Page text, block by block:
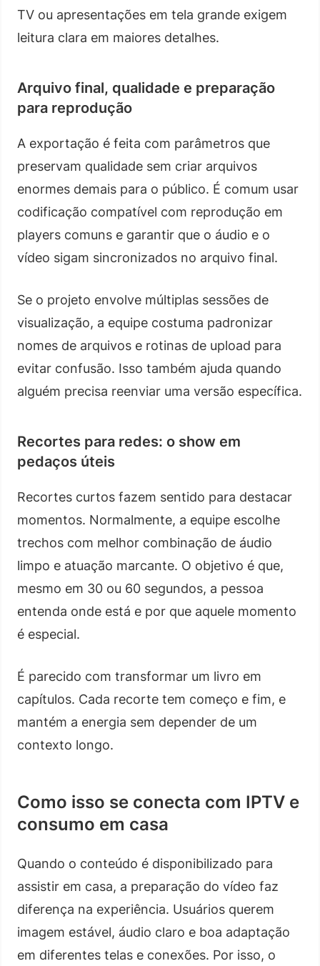
TV ou apresentações em tela grande exigem
leitura clara em maiores detalhes.
Arquivo final, qualidade e preparação
para reprodução
A exportação é feita com parâmetros que
preservam qualidade sem criar arquivos
enormes demais para o público. É comum usar
codificação compatível com reprodução em
players comuns e garantir que o áudio e o
vídeo sigam sincronizados no arquivo final.
Se o projeto envolve múltiplas sessões de
visualização, a equipe costuma padronizar
nomes de arquivos e rotinas de upload para
evitar confusão. Isso também ajuda quando
alguém precisa reenviar uma versão específica.
Recortes para redes: o show em
pedaços úteis
Recortes curtos fazem sentido para destacar
momentos. Normalmente, a equipe escolhe
trechos com melhor combinação de áudio
limpo e atuação marcante. O objetivo é que,
mesmo em 30 ou 60 segundos, a pessoa
entenda onde está e por que aquele momento
é especial.
É parecido com transformar um livro em
capítulos. Cada recorte tem começo e fim, e
mantém a energia sem depender de um
contexto longo.
Como isso se conecta com IPTV e
consumo em casa
Quando o conteúdo é disponibilizado para
assistir em casa, a preparação do vídeo faz
diferença na experiência. Usuários querem
imagem estável, áudio claro e boa adaptação
em diferentes telas e conexões. Por isso, o